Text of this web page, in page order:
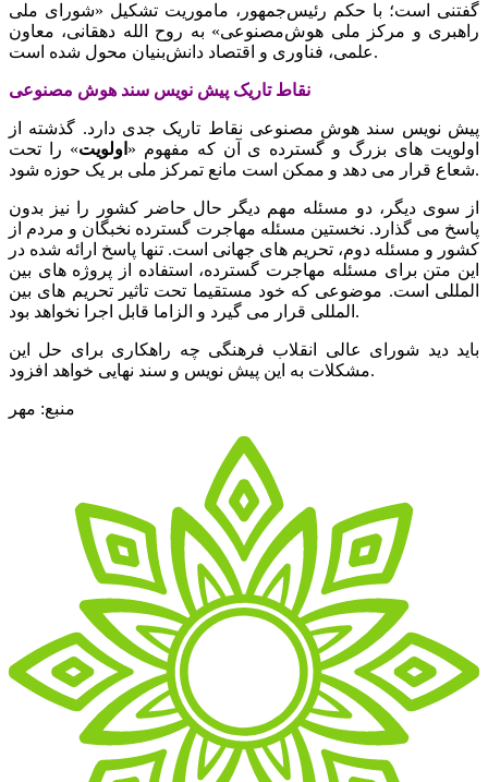
گفتنی است؛ با حکم رئیس‌جمهور، ماموریت تشکیل «شورای ملی
راهبری و مرکز ملی هوش‌مصنوعی» به روح الله دهقانی، معاون
علمی، فناوری و اقتصاد دانش‌بنیان محول شده است.
نقاط تاریک پیش نویس سند هوش مصنوعی
پیش نویس سند هوش مصنوعی نقاط تاریک جدی دارد. گذشته از
اولویت های بزرگ و گسترده ی آن که مفهوم « اولویت» را تحت
شعاع قرار می دهد و ممکن است مانع تمرکز ملی بر یک حوزه شود.
از سوی دیگر، دو مسئله مهم دیگر حال حاضر کشور را نیز بدون
پاسخ می گذارد. نخستین مسئله مهاجرت گسترده نخبگان و مردم از
کشور و مسئله دوم، تحریم های جهانی است. تنها پاسخ ارائه شده در
این متن برای مسئله مهاجرت گسترده، استفاده از پروژه های بین
المللی است. موضوعی که خود مستقیما تحت تاثیر تحریم های بین
المللی قرار می گیرد و الزاما قابل اجرا نخواهد بود.
باید دید شورای عالی انقلاب فرهنگی چه راهکاری برای حل این
مشکلات به این پیش نویس و سند نهایی خواهد افزود.
منبع: مهر